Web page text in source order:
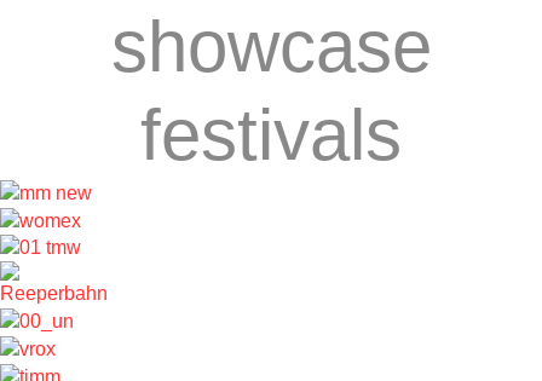
showcase
festivals